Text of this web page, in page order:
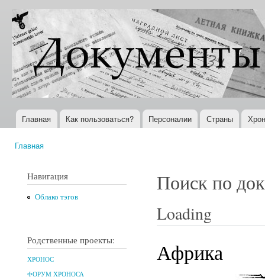
Документы
XX века
Всемирная
история в
Интернете
Главное меню
Главная Как пользоваться? Персоналии Страны
Главная
Навигация
Облако тэгов
Родственные проекты:
ХРОНОС
ФОРУМ ХРОНОСА
Поиск по
Loading
Африка